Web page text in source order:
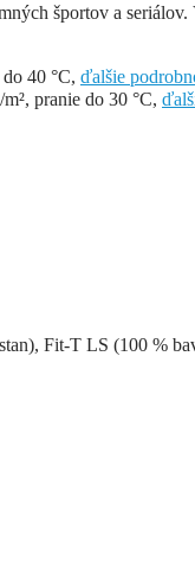
športov a
40 °C, ďalšie
pranie do 30 °C,
Fit-T LS (100 %